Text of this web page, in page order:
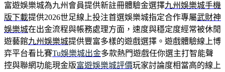
富遊娛樂城為九州會員提供新註冊體驗金選擇九州娛樂城手機
版下載提供2026世足線上投注首選娛樂城指定合作專屬武財神
娛樂城在出金流程與帳務處理方面，速度與穩定度經常被休閒
遊藝館九州娛樂城提供豐富多樣的遊戲選擇。遊戲體驗線上博
弈平台看比賽Tu娛樂城出金多款熱門遊戲任你選主打智能聲
控與聯網功能現金版富遊娛樂城評價玩家討論度相當高的線上